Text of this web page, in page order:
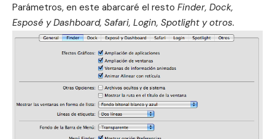
Parámetros, en este abarcaré el resto Finder, Dock,
Esposé y Dashboard, Safari, Login, Spotlight y otros.